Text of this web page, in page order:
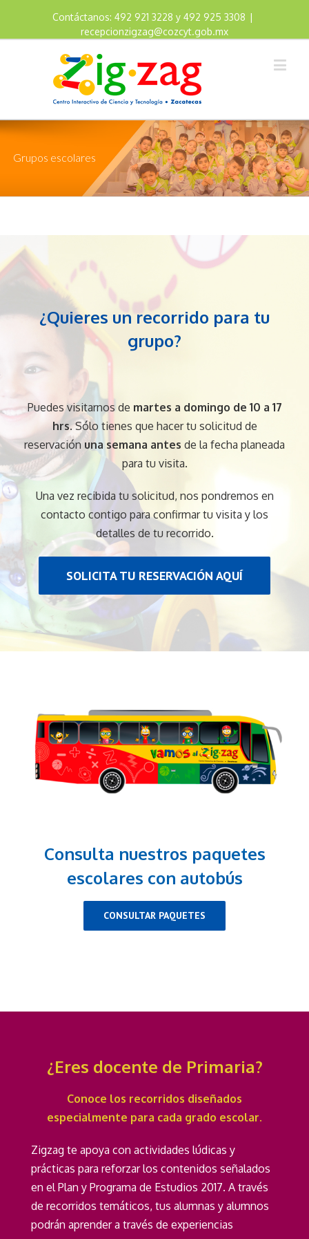
Contáctanos: 492 921 3228 y 492 925 3308 |
recepcionzigzag@cozcyt.gob.mx
Grupos escolares
¿Quieres un recorrido para tu
grupo?
Puedes visitarnos de martes a domingo de 10 a 17
hrs. Sólo tienes que hacer tu solicitud de
reservación una semana antes de la fecha planeada
para tu visita.
Una vez recibida tu solicitud, nos pondremos en
contacto contigo para confirmar tu visita y los
detalles de tu recorrido.
SOLICITA TU RESERVACIÓN AQUÍ
Consulta nuestros paquetes
escolares con autobús
CONSULTAR PAQUETES
¿Eres docente de Primaria?
Conoce los recorridos diseñados
especialmente para cada grado escolar.
Zigzag te apoya con actividades lúdicas y
prácticas para reforzar los contenidos señalados
en el Plan y Programa de Estudios 2017. A través
de recorridos temáticos, tus alumnas y alumnos
podrán aprender a través de experiencias